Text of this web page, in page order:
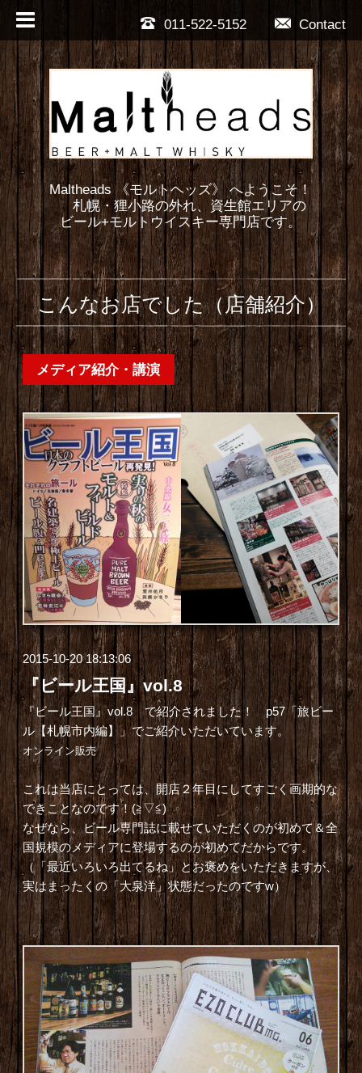
Contact
011-522-5152
Maltheads 《モルトヘッズ》 へようこそ！
札幌・狸小路の外れ、資生館エリアの
ビール+モルトウイスキー専門店です。
こんなお店でした（店舗紹介）
メディア紹介・講演
2015-10-20 18:13:06
『ビール王国』vol.8
『ビール王国』vol.8 で紹介されました！ p57「旅ビー
ル【札幌市内編】」でご紹介いただいています。
オンライン販売
これは当店にとっては、開店２年目にしてすごく画期的な
できことなのです！(≧▽≦)
なぜなら、ビール専門誌に載せていただくのが初めて＆全
国規模のメディアに登場するのが初めてだからです。
（「最近いろいろ出てるね」とお褒めをいただきますが、
実はまったくの「大泉洋」状態だったのですw）